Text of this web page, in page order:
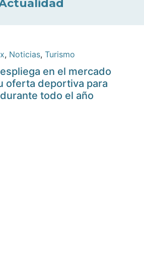
, Noticias, Turismo
en el mercado
oferta deportiva para
todo el año